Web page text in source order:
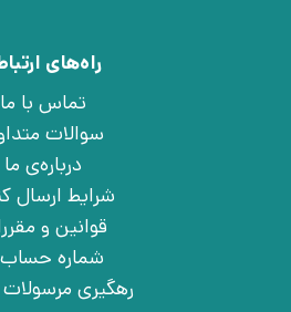
راه‌های
تماس با ما
سوالات
درباره‌ی ما
شرایط ارسال
قوانین و
شماره
رهگیری